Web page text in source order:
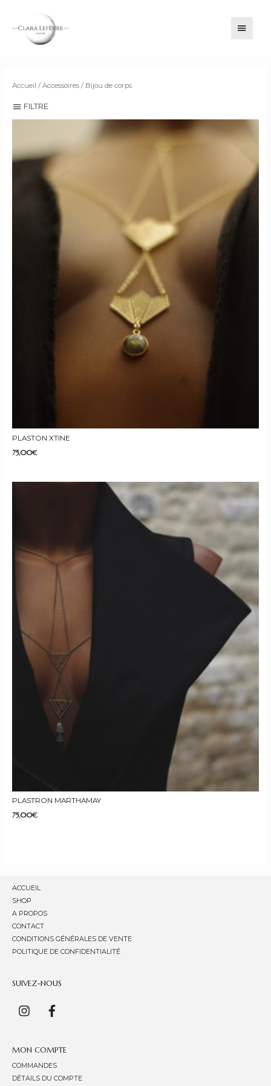
MENU
Accueil / Accessoires/ Bijou de corps
FILTRE
PLASTON XTINE
75,00€
PLASTRON MARTHAMAY
75,00€
ACCUEIL
SHOP
A PROPOS
CONTACT
CONDITIONS GÉNÉRALES DE VENTE
POLITIQUE DE CONFIDENTIALITÉ
SUIVEZ-NOUS
MON COMPTE
COMMANDES
DÉTAILS DU COMPTE